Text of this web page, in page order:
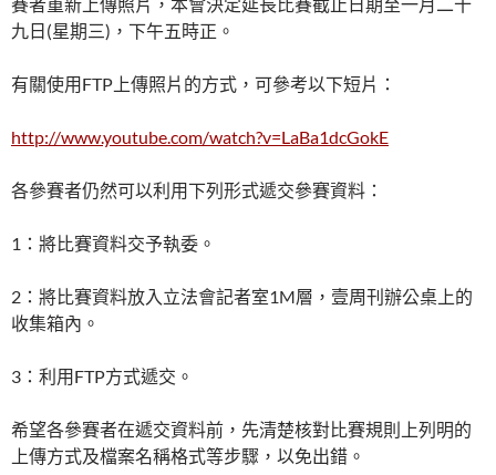
九日(星期三)，下午五時正。
有關使用FTP上傳照片的方式，可參考以下短片：
http://www.youtube.com/watch?v=LaBa1dcGokE
各參賽者仍然可以利用下列形式遞交參賽資料：
1：將比賽資料交予執委。
2：將比賽資料放入立法會記者室1M層，壹周刊辦公桌上的
收集箱內。
3：利用FTP方式遞交。
希望各參賽者在遞交資料前，先清楚核對比賽規則上列明的
上傳方式及檔案名稱格式等步驟，以免出錯。